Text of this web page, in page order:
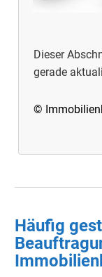
Dieser
gerade
©
Häufig